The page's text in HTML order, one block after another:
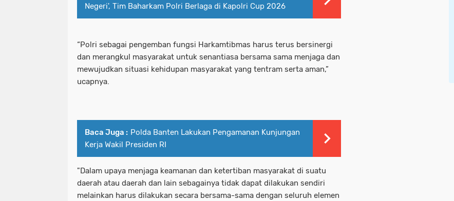
Negeri', Tim Baharkam Polri Berlaga di Kapolri Cup 2026
“Polri sebagai pengemban fungsi Harkamtibmas harus terus bersinergi
dan merangkul masyarakat untuk senantiasa bersama sama menjaga dan
mewujudkan situasi kehidupan masyarakat yang tentram serta aman,”
ucapnya.
Baca Juga : Polda Banten Lakukan Pengamanan Kunjungan
Kerja Wakil Presiden RI
"Dalam upaya menjaga keamanan dan ketertiban masyarakat di suatu
daerah atau daerah dan lain sebagainya tidak dapat dilakukan sendiri
melainkan harus dilakukan secara bersama-sama dengan seluruh elemen